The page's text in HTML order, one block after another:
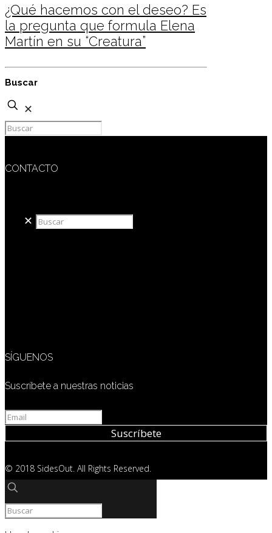
¿Qué hacemos con el deseo? Es
la pregunta que formula Elena
Martín en su “Creatura”
Buscar
✕
CONTACTO
✕
SÍGUENOS
Suscríbete a nuestras noticias
© 2018 SidesOut. All Rights Reserved.